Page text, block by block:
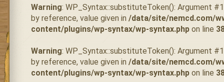
Warning: WP_Syntax::substituteToken(): Argument
by reference, value given in /data/site/nemcd.com/
content/plugins/wp-syntax/wp-syntax.phpon line
Warning: WP_Syntax::substituteToken(): Argument
by reference, value given in /data/site/nemcd.com/
content/plugins/wp-syntax/wp-syntax.phpon line